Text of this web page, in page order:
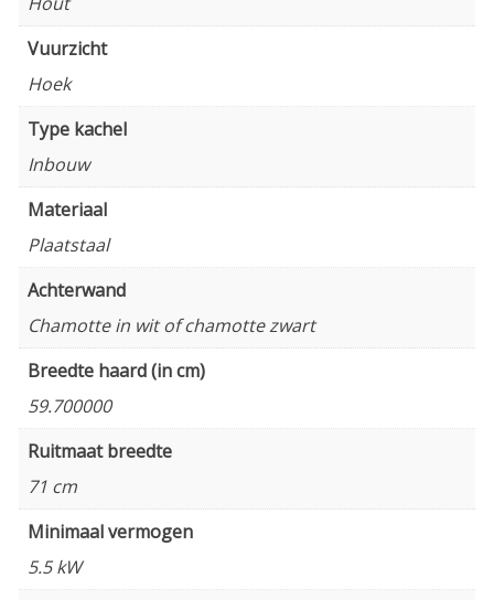
Vuurzicht
Hoek
Type kachel
Inbouw
Materiaal
Plaatstaal
Achterwand
Chamotte in wit of chamotte zwart
Breedte haard (in cm)
59.700000
Ruitmaat breedte
71 cm
Minimaal vermogen
5.5 kW